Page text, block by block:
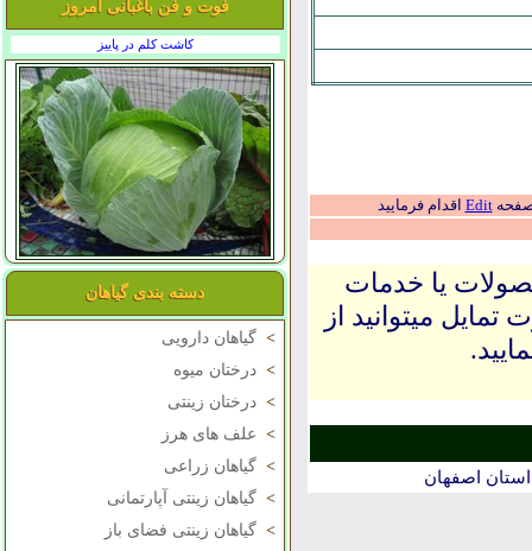
فوت و فن باغبانی امروز
کاشت کلم در پاییز
دسته بندی گیاهان
> گیاهان دارویی
> درختان میوه
> درختان زینتی
> علف های هرز
> گیاهان زراعی
> گیاهان زینتی آپارتمانی
> گیاهان زینتی فضای باز
صفحهEdit اقدام فرمایید
یا خدمات
میتوانید از
اصفهان